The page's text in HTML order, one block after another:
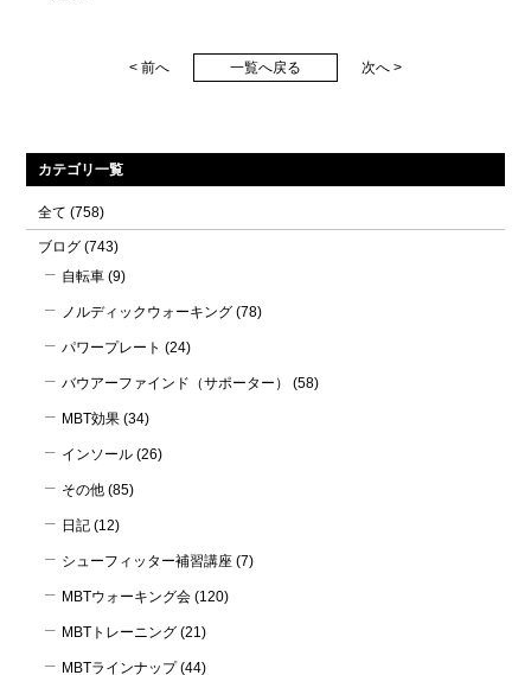
< 前へ 一覧へ戻る 次へ >
カテゴリ一覧
全て (758)
ブログ (743)
自転車 (9)
ノルディックウォーキング (78)
パワープレート (24)
バウアーファインド（サポーター） (58)
MBT効果 (34)
インソール (26)
その他 (85)
日記 (12)
シューフィッター補習講座 (7)
MBTウォーキング会 (120)
MBTトレーニング (21)
MBTラインナップ(44)